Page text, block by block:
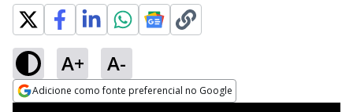
A+ A-
Adicione como fonte preferencial no Google